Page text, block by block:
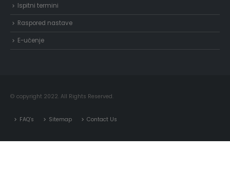
Ispitni termini
Raspored nastave
E-učenje
© copyright 2022. All Rights Reserved.
FAQ’s Sitemap Contact Us